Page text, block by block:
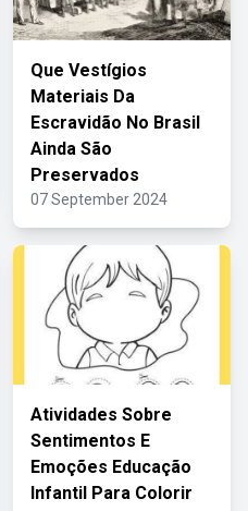
Que Vestígios
Materiais Da
Escravidão No Brasil
Ainda São
Preservados
07 September 2024
Atividades Sobre
Sentimentos E
Emoções Educação
Infantil Para Colorir